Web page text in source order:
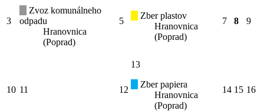
3
Zvoz komunálneho
odpadu
Hranovnica
(Poprad)
5
Zber plastov
Hranovnica
(Poprad)
7 8 9
10 11 12
13
Zber papiera
Hranovnica
(Poprad)
14 15 16